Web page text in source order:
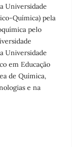
Universidade
Química) pela
pelo
Universidade
em Educação
de Química,
e na